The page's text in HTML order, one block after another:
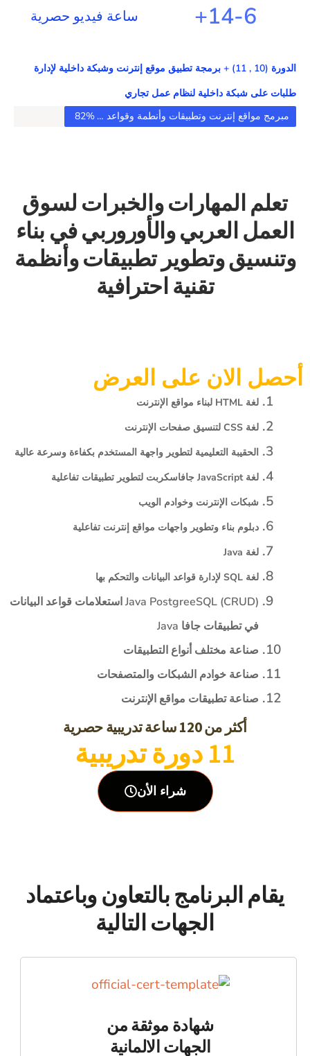
ساعة فيديو حصرية 6-
14
+
الدورة (10 , 11) + برمجة تطبيق موقع إنترنت وشبكة داخلية لإدارة
طلبات على شبكة داخلية لنظام عمل تجاري
مبرمج مواقع إنترنت وتطبيقات وأنطمة وقواعد بيانات Software Developer82%
تعلم المهارات والخبرات لسوق
العمل العربي والأوروربي في بناء
وتنسيق وتطوير تطبيقات وأنظمة
تقنية احترافية
أحصل الان على العرض
لغة HTML لبناء مواقع الإنترنت
لغة CSS لتنسيق صفحات الإنترنت
الحقيبة التعليمية لتطوير واجهة المستخدم بكفاءة وسرعة عالية
لغة JavaScript جافاسكربت لتطوير تطبيقات تفاعلية
شبكات الإنترنت وخوادم الويب
دبلوم بناء وتطوير واجهات مواقع إنترنت تفاعلية
لغة Java
لغة SQL لإدارة قواعد البيانات والتحكم بها
Java PostgreeSQL (CRUD) استعلامات قواعد البيانات
في تطبيقات جافا Java
صناعة مختلف أنواع التطبيقات
صناعة خوادم الشبكات والمتصفحات
صناعة تطبيقات مواقع الإنترنت
أكثر من 120 ساعة تدريبية حصرية
11 دورة تدريبية
شراء الأن
يقام البرنامج بالتعاون وباعتماد
الجهات التالية
شهادة موثقة من
الجهات الالمانية